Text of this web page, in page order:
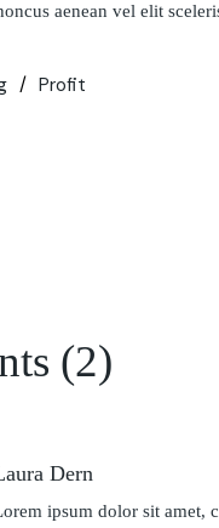
aenean vel elit
Profit
(2)
Dern
ipsum dolor sit amet,